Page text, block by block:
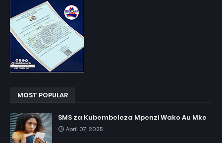
MOST POPULAR
SMS za Kubembeleza Mpenzi Wako Au Mke
April 07, 2025